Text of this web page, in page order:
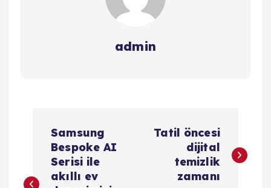
admin
z
Samsung
Bespoke AI
Serisi ile
akıllı ev
Tatil öncesi
dijital
temizlik
zamanı